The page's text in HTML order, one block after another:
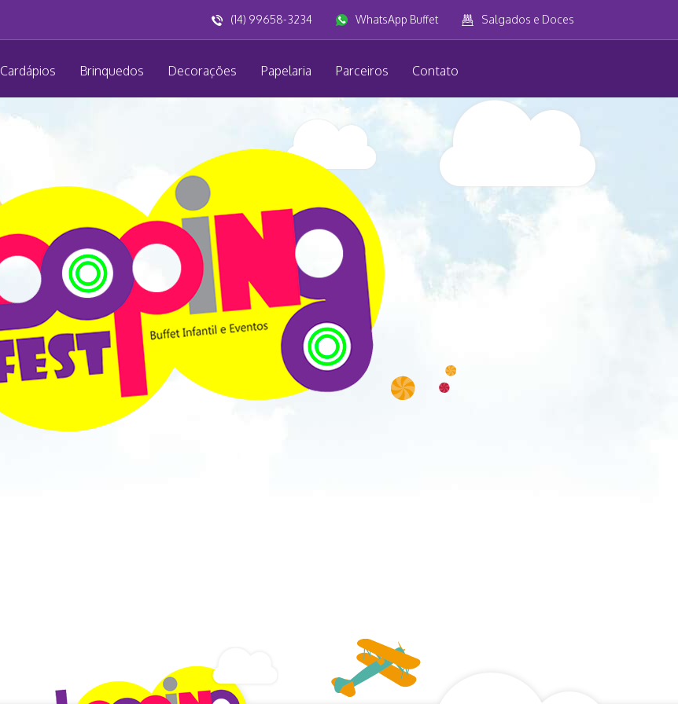
(14) 99658-3234 WhatsApp Buffet Salgados e Doces
Cardápios Brinquedos Decorações Papelaria Parceiros Contato